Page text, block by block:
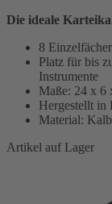
Die ideale
8 Einzelfächer
Platz für bis
Instrumente
Maße: 24 x
Hergestellt in
Material:
Artikel auf Lager